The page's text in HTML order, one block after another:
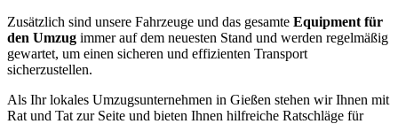
Zusätzlich sind unsere Fahrzeuge und das gesamte Equipment für
den Umzug immer auf dem neuesten Stand und werden regelmäßig
gewartet, um einen sicheren und effizienten Transport
sicherzustellen.
Als Ihr lokales Umzugsunternehmen in Gießen stehen wir Ihnen mit
Rat und Tat zur Seite und bieten Ihnen hilfreiche Ratschläge für